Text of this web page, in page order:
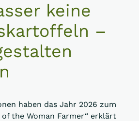
keine
–
haben das Jahr 2026 zum
of the Woman Farmer“ erklärt